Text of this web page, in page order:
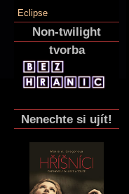
Eclipse
Non-twilight
tvorba
Nenechte si ujít!